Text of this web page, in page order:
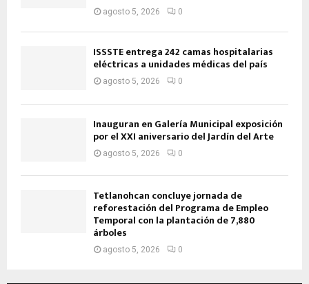
agosto 5, 2026 0
ISSSTE entrega 242 camas hospitalarias
eléctricas a unidades médicas del país
agosto 5, 2026 0
Inauguran en Galería Municipal exposición
por el XXI aniversario del Jardín del Arte
agosto 5, 2026 0
Tetlanohcan concluye jornada de
reforestación del Programa de Empleo
Temporal con la plantación de 7,880
árboles
agosto 5, 2026 0